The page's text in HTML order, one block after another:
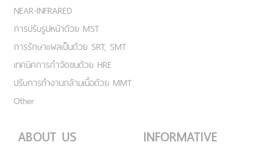
NEAR-INFRARED
การปรับรูปหน้าด้วย MST
การรักษาแผลเป็นด้วย SRT, SMT
เทคนิคการกำจัดขนด้วย HRE
ปรับการทำงานกล้ามเนื้อด้วย MMT
Other
ABOUT US INFORMATIVE